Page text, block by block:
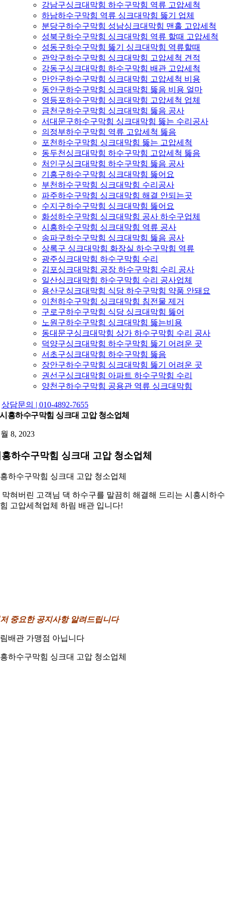
강남구싱크대막힘 하수구막힘 역류 고압세척
하남하수구막힘 역류 싱크대막힘 뚫기 업체
분당구하수구막힘 성남싱크대막힘 맨홀 고압세척
성북구하수구막힘 싱크대막힘 역류 할때 고압세척
성동구하수구막힘 뚫기 싱크대막힘 역류할때
관악구하수구막힘 싱크대막힘 고압세척 견적
강동구싱크대막힘 하수구막힘 배관 고압세척
만안구하수구막힘 싱크대막힘 고압세척 비용
동안구하수구막힘 싱크대막힘 뚫음 비용 얼마
영등포하수구막힘 싱크대막힘 고압세척 업체
금천구하수구막힘 싱크대막힘 뚫음 공사
서대문구하수구막힘 싱크대막힘 뚫는 수리공사
의정부하수구막힘 역류 고압세척 뚫음
포천하수구막힘 싱크대막힘 뚫는 고압세척
동두천싱크대막힘 하수구막힘 고압세척 뚫음
처인구싱크대막힘 하수구막힘 뚫음 공사
기흥구하수구막힘 싱크대막힘 뚫어요
부천하수구막힘 싱크대막힘 수리공사
파주하수구막힘 싱크대막힘 해결 안되는곳
수지구하수구막힘 싱크대막힘 뚫어요
화성하수구막힘 싱크대막힘 공사 하수구업체
시흥하수구막힘 싱크대막힘 역류 공사
송파구하수구막힘 싱크대막힘 뚫음 공사
상록구 싱크대막힘 화장실 하수구막힘 역류
광주싱크대막힘 하수구막힘 수리
김포싱크대막힘 공장 하수구막힘 수리 공사
일산싱크대막힘 하수구막힘 수리 공사업체
용산구싱크대막힘 식당 하수구막힘 약품 안돼요
이천하수구막힘 싱크대막힘 침전물 제거
구로구하수구막힘 식당 싱크대막힘 뚫어
노원구하수구막힘 싱크대막힘 뚫는비용
동대문구싱크대막힘 상가 하수구막힘 수리 공사
덕양구싱크대막힘 하수구막힘 뚫기 어려운 곳
서초구싱크대막힘 하수구막힘 뚫음
장안구하수구막힘 싱크대막힘 뚫기 어려운 곳
권선구싱크대막힘 아파트 하수구막힘 수리
양천구하수구막힘 공용관 역류 싱크대막힘
상담문의 | 010-4892-7655
시흥하수구막힘 싱크대 고압 청소업체
8, 2023
하수구막힘 싱크대 고압 청소업체
하수구막힘 싱크대 고압 청소업체
막혀버린 고객님 댁 하수구를 말끔히 해결해 드리는 시흥시하
고압세척업체 하림 배관 입니다!
중요한 공지사항 알려드립니다
배관 가맹점 아닙니다
하수구막힘 싱크대 고압 청소업체